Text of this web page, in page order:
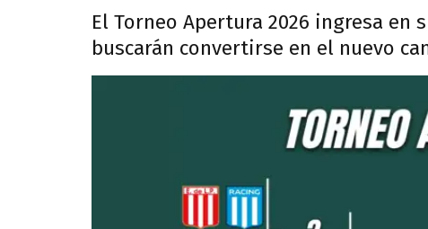
El Torneo Apertura 2026 ingresa en
buscarán convertirse en el nuevo